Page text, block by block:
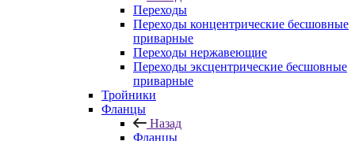
Переходы
Переходы концентрические бесшовные
приварные
Переходы нержавеющие
Переходы эксцентрические бесшовные
приварные
Тройники
Фланцы
Назад
Фланцы